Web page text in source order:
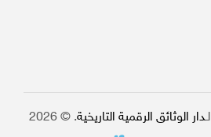
دار الوثائق الرقمية التاريخية. © 2026